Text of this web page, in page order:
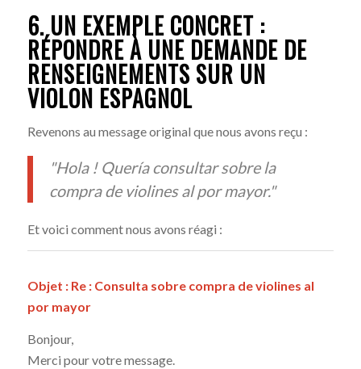
6. UN EXEMPLE CONCRET :
RÉPONDRE À UNE DEMANDE DE
RENSEIGNEMENTS SUR UN
VIOLON ESPAGNOL
Revenons au message original que nous avons reçu :
"Hola ! Quería consultar sobre la
compra de violines al por mayor."
Et voici comment nous avons réagi :
Objet : Re : Consulta sobre compra de violines al
por mayor
Bonjour,
Merci pour votre message.